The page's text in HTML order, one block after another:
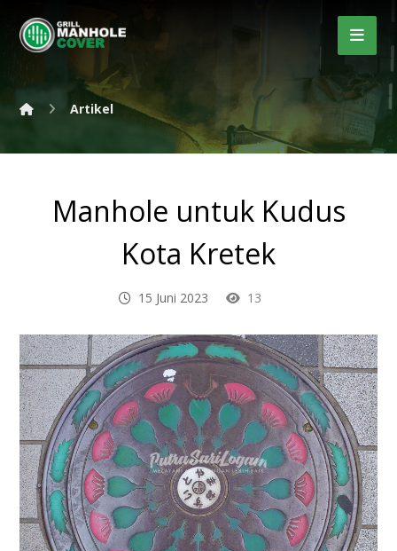
Artikel
Manhole untuk Kudus
Kota Kretek
15 Juni 2023 13